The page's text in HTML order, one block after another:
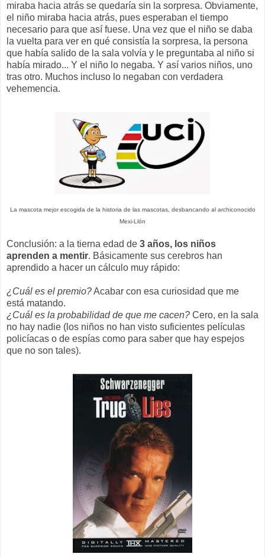
miraba hacia atrás se quedaría sin la sorpresa. Obviamente,
el niño miraba hacia atrás, pues esperaban el tiempo
necesario para que así fuese. Una vez que el niño se daba
la vuelta para ver en qué consistía la sorpresa, la persona
que había salido de la sala volvía y le preguntaba al niño si
había mirado... Y el niño lo negaba. Y así varios niños, uno
tras otro. Muchos incluso lo negaban con verdadera
vehemencia.
La mascota mejor escogida de la historia de las mascotas, desbancando al archiconocido
Mexi-Llón
Conclusión: a la tierna edad de 3 años, los niños
aprenden a mentir. Básicamente sus cerebros han
aprendido a hacer un cálculo muy rápido:
¿Cuál es el premio?Acabar con esa curiosidad que me
está matando.
¿Cuál es la probabilidad de que me cacen? Cero, en la sala
no hay nadie (los niños no han visto suficientes películas
policíacas o de espías como para saber que hay espejos
que no son tales).